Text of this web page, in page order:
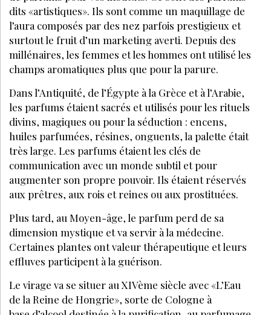
À DÉCOUVRIR AUSSI :
TENDANCES DÉCEMBRE 2024